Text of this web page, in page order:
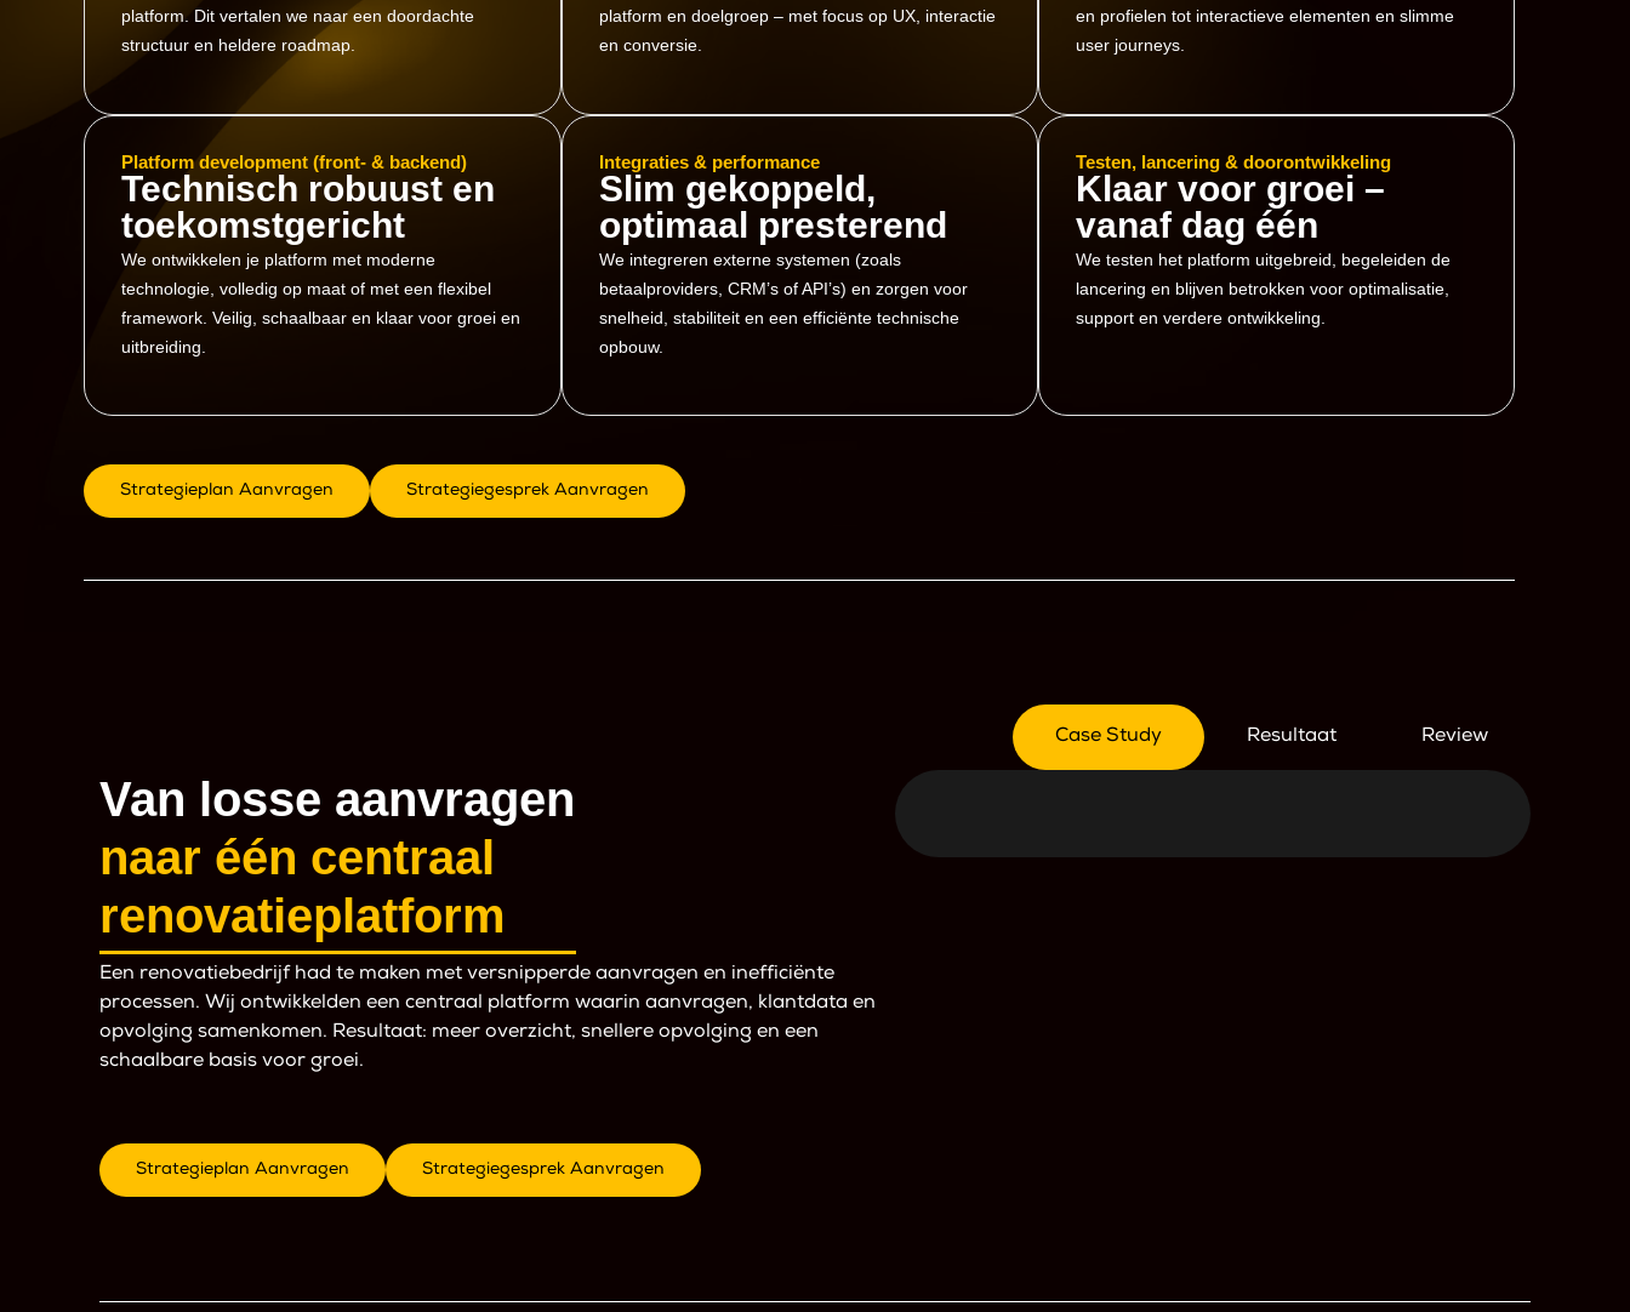
platform. Dit vertalen we naar een doordachte
structuur en heldere roadmap.
platform en doelgroep – met focus op UX, interactie
en conversie.
en profielen tot interactieve elementen en slimme
user journeys.
Platform development (front- & backend)
Technisch robuust en
toekomstgericht
We ontwikkelen je platform met moderne
technologie, volledig op maat of met een flexibel
framework. Veilig, schaalbaar en klaar voor groei en
uitbreiding.
Integraties & performance
Slim gekoppeld,
optimaal presterend
We integreren externe systemen (zoals
betaalproviders, CRM’s of API’s) en zorgen voor
snelheid, stabiliteit en een efficiënte technische
opbouw.
Testen, lancering & doorontwikkeling
Klaar voor groei –
vanaf dag één
We testen het platform uitgebreid, begeleiden de
lancering en blijven betrokken voor optimalisatie,
support en verdere ontwikkeling.
Strategieplan Aanvragen Strategiegesprek Aanvragen
Case Study Resultaat Review
Van losse aanvragen
naar één centraal
renovatieplatform
Een renovatiebedrijf had te maken met versnipperde aanvragen en inefficiënte
processen. Wij ontwikkelden een centraal platform waarin aanvragen, klantdata en
opvolging samenkomen. Resultaat: meer overzicht, snellere opvolging en een
schaalbare basis voor groei.
Strategieplan Aanvragen Strategiegesprek Aanvragen